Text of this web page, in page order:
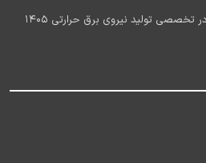
آخرین اخبار استخدام شرکت مادر تخصصی تولید نیروی برق حرارتی 1405